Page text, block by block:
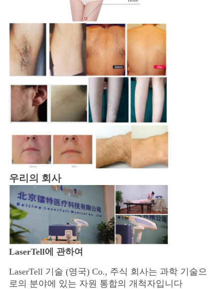
우리의 회사
LaserTell에 관하여
LaserTell 기술 (영국) Co., 주식 회사는 과학 기술으
로의 분야에 있는 자원 통합의 개척자입니다